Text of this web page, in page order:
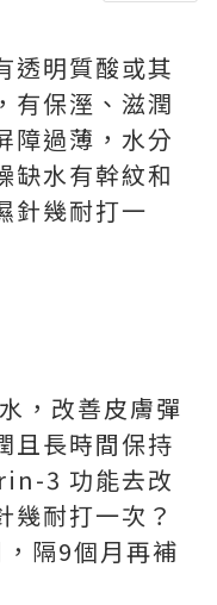
透明質酸或其
有保溼、滋潤
障過薄，水分
缺水有幹紋和
針幾耐打一
，改善皮膚彈
且長時間保持
3 功能去改
幾耐打一次？
隔9個月再補